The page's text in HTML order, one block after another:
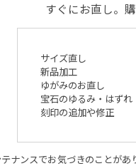
すぐにお直し。
サイズ直し
新品加工
ゆがみのお直し
宝石のゆるみ・はずれ
刻印の追加や修正
ナンスでお気づきのことがあ